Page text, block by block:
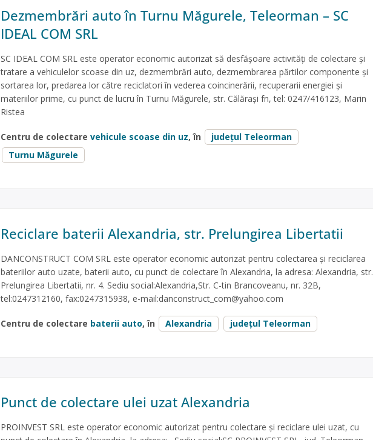
Dezmembrări auto în Turnu Măgurele, Teleorman – SC
IDEAL COM SRL
SC IDEAL COM SRL este operator economic autorizat să desfăşoare activităţi de colectare şi
tratare a vehiculelor scoase din uz, dezmembrări auto, dezmembrarea părtilor componente și
sortarea lor, predarea lor către reciclatori în vederea coincinerării, recuperarii energiei și
materiilor prime, cu punct de lucru în Turnu Măgurele, str. Călărași fn, tel: 0247/416123, Marin
Ristea
Centru de colectare vehicule scoase din uz, în
județul Teleorman
Turnu Măgurele
Reciclare baterii Alexandria, str. Prelungirea Libertatii
DANCONSTRUCT COM SRL este operator economic autorizat pentru colectarea și reciclarea
bateriilor auto uzate, baterii auto, cu punct de colectare în Alexandria, la adresa: Alexandria, str.
Prelungirea Libertatii, nr. 4. Sediu social:Alexandria,Str. C-tin Brancoveanu, nr. 32B,
tel:0247312160, fax:0247315938, e-mail:danconstruct_com@yahoo.com
Centru de colectare baterii auto, în Alexandria județul Teleorman
Punct de colectare ulei uzat Alexandria
PROINVEST SRL este operator economic autorizat pentru colectare și reciclare ulei uzat, cu